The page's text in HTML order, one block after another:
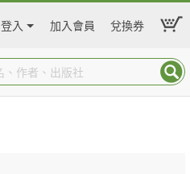
登入 加入會員 兌換券